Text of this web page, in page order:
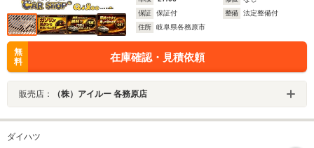
保証
保証付 整備
法定整備付
住所
岐阜県各務原市
無
料
在庫確認・見積依頼
販売店： （株）アイルー 各務原店
ダイハツ